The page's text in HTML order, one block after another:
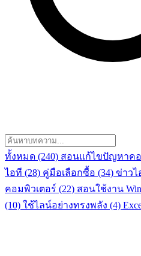
ทั้งหมด (240) สอนแก้ไขปัญหาคอ
ไอที (28) คู่มือเลือกซื้อ (34) ข่าวไ
คอมพิวเตอร์ (22) สอนใช้งาน
(10) ใช้ไลน์อย่างทรงพลัง (4)